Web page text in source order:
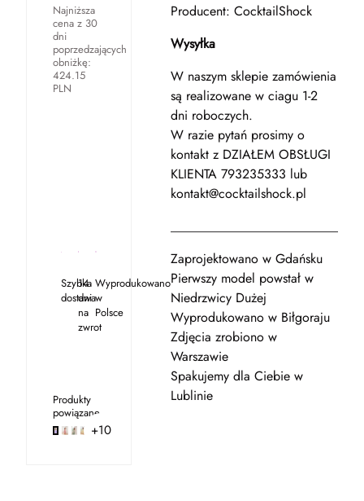
Najniższa
cena z 30
dni
poprzedzających
obniżkę:
424.15
PLN
Szybka
dostawa
14
dni
na
zwrot
Wyprodukowano
w
Polsce
Produkty
powiązane
+10
Producent: CocktailShock
Wysyłka
W naszym sklepie zamówienia
są realizowane w ciagu 1-2
dni roboczych.
W razie pytań prosimy o
kontakt z DZIAŁEM OBSŁUGI
KLIENTA 793235333 lub
kontakt@cocktailshock.pl
Zaprojektowano w Gdańsku
Pierwszy model powstał w
Niedrzwicy Dużej
Wyprodukowano w Biłgoraju
Zdjęcia zrobiono w
Warszawie
Spakujemy dla Ciebie w
Lublinie